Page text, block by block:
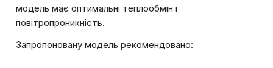
модель має оптимальні теплообмін і
повітропроникність.
Запропоновану модель рекомендовано: